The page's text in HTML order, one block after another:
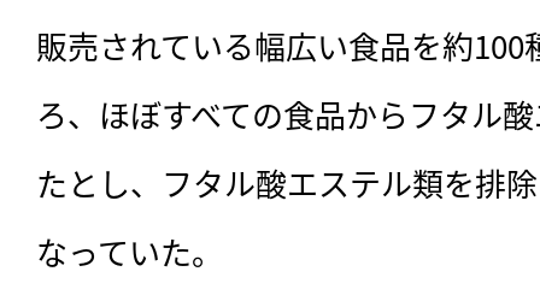
販売されている幅広い食品を約
ろ、ほぼすべての食品からフタル
たとし、フタル酸エステル類を排
なっていた。